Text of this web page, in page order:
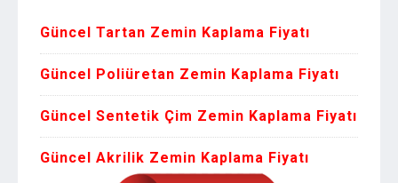
Güncel Tartan Zemin Kaplama Fiyatı
Güncel Poliüretan Zemin Kaplama Fiyatı
Güncel Sentetik Çim Zemin Kaplama Fiyatı
Güncel Akrilik Zemin Kaplama Fiyatı